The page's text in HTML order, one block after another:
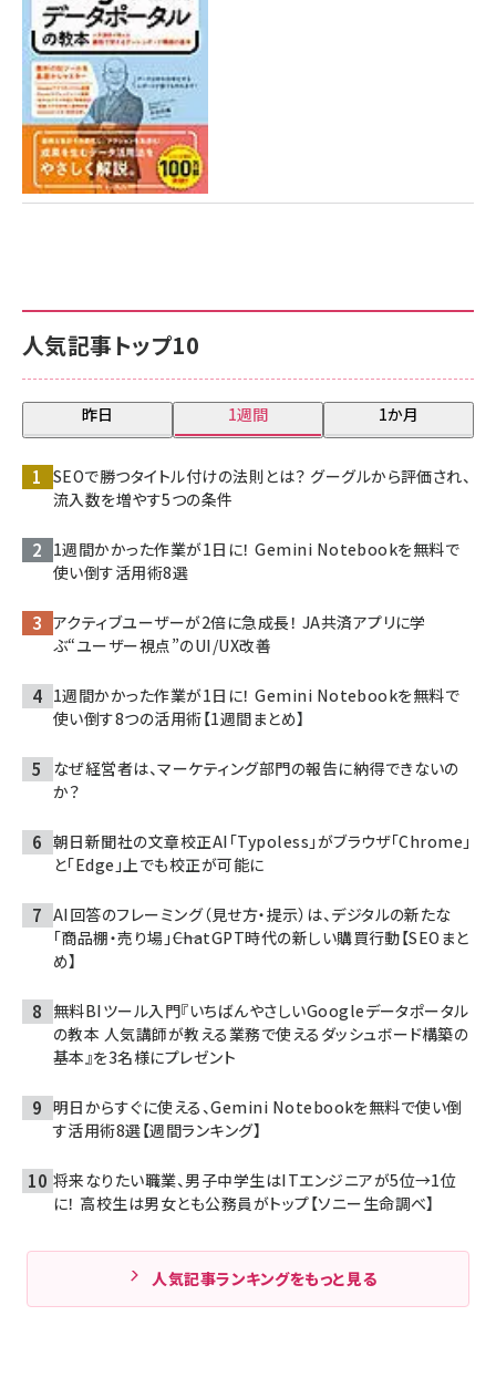
人気記事トップ10
昨日 1週間 1か月
SEOで勝つタイトル付けの法則とは？ グーグルから評価され、
流入数を増やす5つの条件
1週間かかった作業が1日に！ Gemini Notebookを無料で
使い倒す活用術8選
アクティブユーザーが2倍に急成長！ JA共済アプリに学
ぶ“ユーザー視点”のUI/UX改善
1週間かかった作業が1日に！ Gemini Notebookを無料で
使い倒す8つの活用術【1週間まとめ】
なぜ経営者は、マーケティング部門の報告に納得できないの
か？
朝日新聞社の文章校正AI「Typoless」がブラウザ「Chrome」
と「Edge」上でも校正が可能に
AI回答のフレーミング（見せ方・提示）は、デジタルの新たな
「商品棚・売り場」――ChatGPT時代の新しい購買行動【SEOまと
め】
無料BIツール入門『いちばんやさしいGoogleデータポータル
の教本 人気講師が教える業務で使えるダッシュボード構築の
基本』を3名様にプレゼント
明日からすぐに使える、Gemini Notebookを無料で使い倒
す活用術8選【週間ランキング】
将来なりたい職業、男子中学生はITエンジニアが5位→1位
に！ 高校生は男女とも公務員がトップ【ソニー生命調べ】
人気記事ランキングをもっと見る
7月31日 10:00